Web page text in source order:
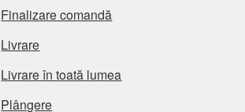
Finalizare comandă
Livrare
Livrare în toată lumea
Plângere